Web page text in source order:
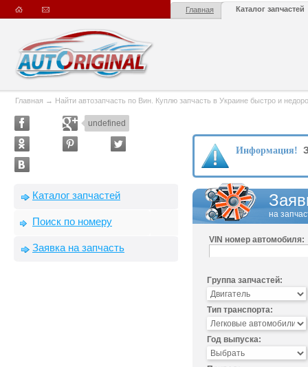
Главная Каталог запчастей
Главная → Найти автозапчасть по Вин. Куплю запчасть в Украине быстро и
undefined
Каталог запчастей
Поиск по номеру
Заявка на запчасть
Информация!
на
VIN номер автомобиля:
Группа запчастей:
Тип транспорта:
Год выпуска: